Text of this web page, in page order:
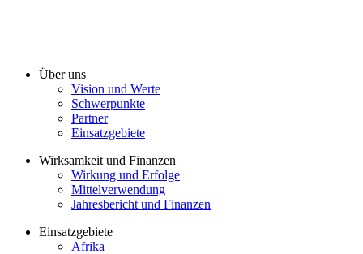
Über uns
Vision und Werte
Schwerpunkte
Partner
Einsatzgebiete
Wirksamkeit und Finanzen
Wirkung und Erfolge
Mittelverwendung
Jahresbericht und Finanzen
Einsatzgebiete
Afrika